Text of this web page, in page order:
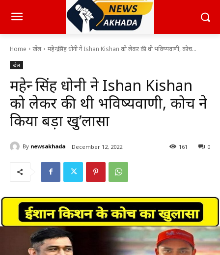
Home खेल महेन्द्र सिंह धोनी ने Ishan Kishan को लेकर की थी भविष्यवाणी, कोच...
खेल
महेन्द्र सिंह धोनी ने Ishan Kishan
को लेकर की थी भविष्यवाणी, कोच ने
किया बड़ा खु’लासा
By newsakhada December 12, 2022 0
161